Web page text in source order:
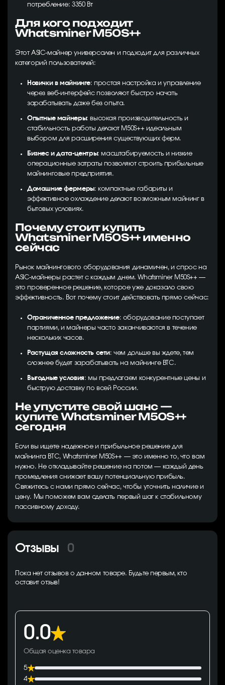
потребление: 3350 Вт
Для кого подходит
Whatsminer M50S++
Этот ASIC-майнер универсален и подходит для различных
категорий пользователей:
Новички в майнинге: простая настройка и управление
через веб-интерфейс позволяют быстро начать
зарабатывать даже без опыта.
Опытные майнеры: высокая производительность и
стабильность работы делают M50S++ идеальным
выбором для расширения существующих ферм.
Бизнес и дата-центры: масштабируемость и низкие
операционные затраты позволяют строить прибыльные
майнинговые предприятия.
Домашние фермеры: компактные габариты и
эффективное охлаждение делают возможным майнинг в
бытовых условиях.
Почему стоит купить
Whatsminer M50S++ именно
сейчас
Рынок майнингового оборудования динамичен, и спрос на
ASIC-майнеры растет с каждым днем. Whatsminer M50S++ —
это проверенное решение, которое уже доказало свою
эффективность. Вот почему стоит действовать прямо сейчас:
Ограниченное предложение: оборудование поступает
партиями, и майнеры часто заканчиваются в течение
нескольких часов.
Растущая сложность сети: чем дольше вы ждете, тем
сложнее будет зарабатывать на майнинге BTC.
Выгодные условия: мы предлагаем конкурентные цены и
быструю доставку по всей России.
Не упустите свой шанс —
купите Whatsminer M50S++
сегодня
Если вы ищете надежное и прибыльное решение для
майнинга BTC, Whatsminer M50S++ — это именно то, что вам
нужно. Не откладывайте решение на потом — каждый день
промедления снижает вашу потенциальную прибыль.
Свяжитесь с нами прямо сейчас, чтобы уточнить наличие и
цену. Мы поможем вам сделать первый шаг к стабильному
пассивному доходу.
Отзывы 0
Пока нет отзывов о данном товаре. Будьте первым, кто
оставит отзыв!
0.0
Общая оценка товара
5
4